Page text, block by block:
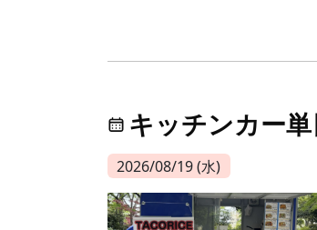
キッチンカー
2026/08/19 (水)